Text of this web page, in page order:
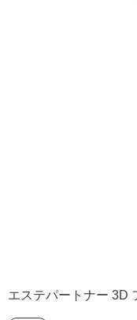
エステパートナー 3D